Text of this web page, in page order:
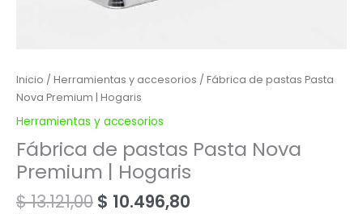
Inicio / Herramientas y accesorios / Fábrica de pastas Pasta
Nova Premium | Hogaris
Herramientas y accesorios
Fábrica de pastas Pasta Nova
Premium | Hogaris
$13.121,00 $ 10.496,80